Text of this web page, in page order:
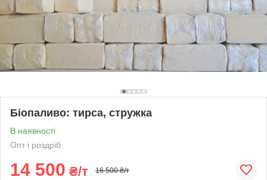
Біопаливо: тирса, стружка
В наявності
Опт і роздріб
14 500 ₴/т 16 500 ₴/т